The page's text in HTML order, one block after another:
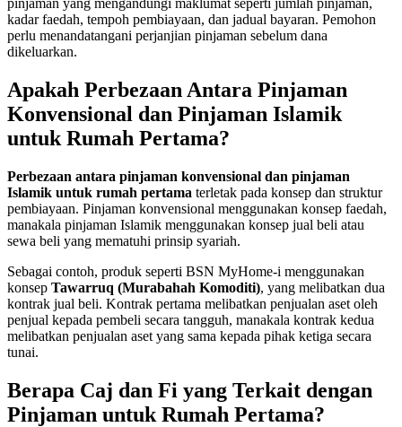
kadar faedah, tempoh pembiayaan, dan jadual bayaran. Pemohon
perlu menandatangani perjanjian pinjaman sebelum dana
dikeluarkan.
Apakah Perbezaan Antara Pinjaman
Konvensional dan Pinjaman Islamik
untuk Rumah Pertama?
Perbezaan antara pinjaman konvensional dan pinjaman
Islamik untuk rumah pertama terletak pada konsep dan struktur
pembiayaan. Pinjaman konvensional menggunakan konsep faedah,
manakala pinjaman Islamik menggunakan konsep jual beli atau
sewa beli yang mematuhi prinsip syariah.
Sebagai contoh, produk seperti BSN MyHome-i menggunakan
konsep Tawarruq (Murabahah Komoditi), yang melibatkan dua
kontrak jual beli. Kontrak pertama melibatkan penjualan aset oleh
penjual kepada pembeli secara tangguh, manakala kontrak kedua
melibatkan penjualan aset yang sama kepada pihak ketiga secara
tunai.
Berapa Caj dan Fi yang Terkait dengan
Pinjaman untuk Rumah Pertama?